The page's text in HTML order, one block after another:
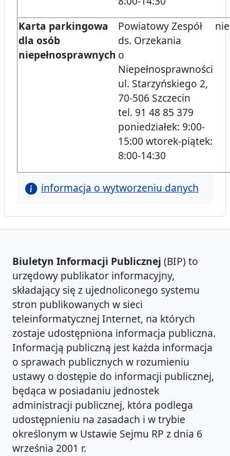
Karta parkingowa
dla osób
niepełnosprawnych
Powiatowy Zespół
ds. Orzekania
o
Niepełnosprawności
ul. Starzyńskiego 2,
70-506 Szczecin
tel. 91 48 85 379
poniedziałek: 9:00-
15:00 wtorek-piątek:
8:00-14:30
informacja o wytworzeniu danych
Biuletyn Informacji Publicznej (BIP) to
urzędowy publikator informacyjny,
składający się z ujednoliconego systemu
stron publikowanych w sieci
teleinformatycznej Internet, na których
zostaje udostępniona informacja publiczna.
Informacją publiczną jest każda informacja
o sprawach publicznych w rozumieniu
ustawy o dostępie do informacji publicznej,
będąca w posiadaniu jednostek
administracji publicznej, która podlega
udostępnieniu na zasadach i w trybie
określonym w Ustawie Sejmu RP z dnia 6
września 2001 r.